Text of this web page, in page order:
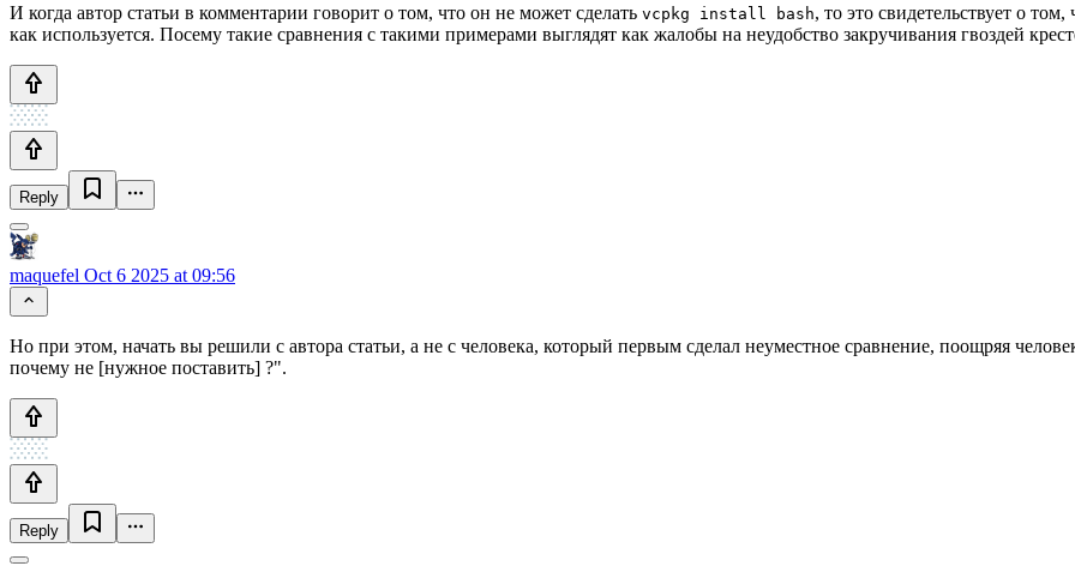
И когда автор статьи в комментарии говорит о том, что он не может сделать vcpkg install bash, то это свидетельствует о
как используется. Посему такие сравнения с такими примерами выглядят как жалобы на неудобство закручивания гвоздей
Reply
maquefel Oct 6 2025 at 09:56
Но при этом, начать вы решили с автора статьи, а не с человека, который первым сделал неуместное сравнение, поощряя
почему не [нужное поставить] ?".
Reply